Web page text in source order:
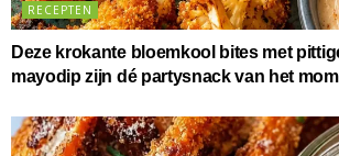
RECEPTEN
Deze krokante bloemkool bites met
mayodip zijn dé partysnack van het